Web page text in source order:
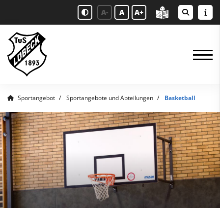
A- A A+
Sportangebot Sportangebote und Abteilungen Basketball